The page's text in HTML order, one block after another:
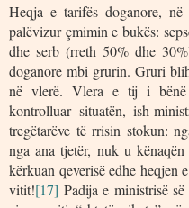
Heqja e tarifës doganore,
palëvizur çmimin e bukës:
dhe serb (rreth 50% dhe
doganore mbi grurin. Gruri
në vlerë. Vlera e tij i bënë
kontrolluar situatën, ish-
tregëtarëve të rrisin stokun:
nga ana tjetër, nuk u
kërkuan qeverisë edhe heqjen
vitit![17] Padija e ministrisë